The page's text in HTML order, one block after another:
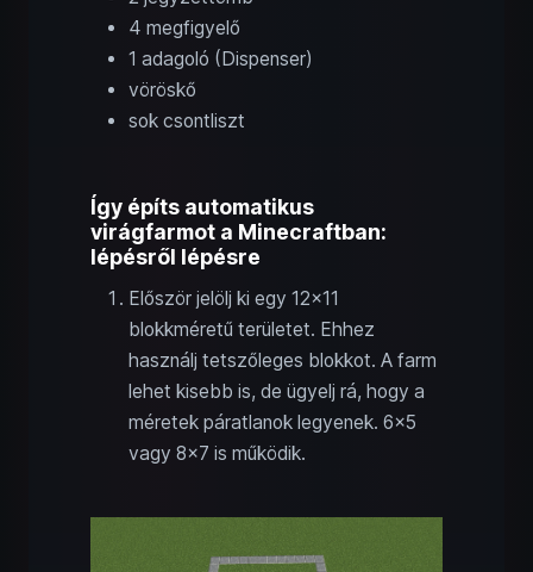
4 megfigyelő
1 adagoló (Dispenser)
vöröskő
sok csontliszt
Így építs automatikus
virágfarmot a Minecraftban:
lépésről lépésre
Először jelölj ki egy 12x11
blokkméretű területet. Ehhez
használj tetszőleges blokkot. A farm
lehet kisebb is, de ügyelj rá, hogy a
méretek páratlanok legyenek. 6x5
vagy 8x7 is működik.